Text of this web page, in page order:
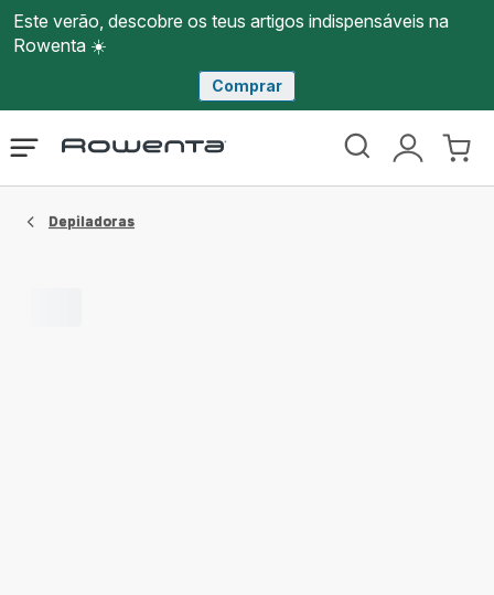
Este verão, descobre os teus artigos indispensáveis na
Rowenta ☀️
Comprar
Página
Rowenta
O
Abrir
Depiladoras